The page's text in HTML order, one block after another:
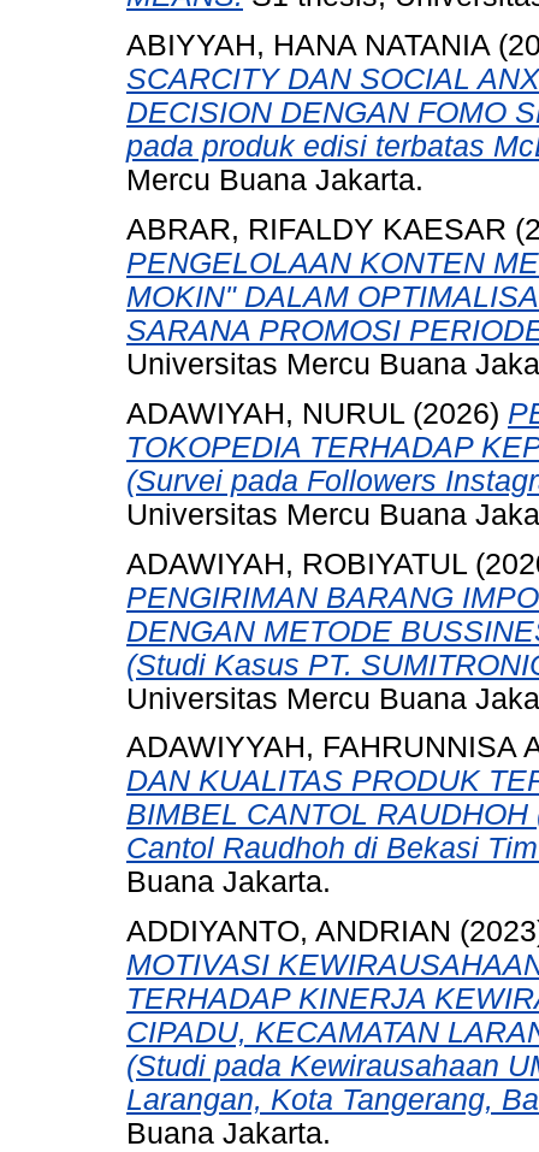
ABIYYAH, HANA NATANIA
SCARCITY DAN SOCIAL
DECISION DENGAN FOMO
pada produk edisi terbatas
Mercu Buana Jakarta.
ABRAR, RIFALDY KAESAR
PENGELOLAAN KONTEN
MOKIN" DALAM
SARANA PROMOSI
Universitas Mercu Buana
ADAWIYAH, NURUL (2026)
TOKOPEDIA TERHADAP
(Survei pada Followers
Universitas Mercu Buana
ADAWIYAH, ROBIYATUL
PENGIRIMAN BARANG
DENGAN METODE
(Studi Kasus PT.
Universitas Mercu Buana
ADAWIYYAH, FAHRUNNISA
DAN KUALITAS PRODUK
BIMBEL CANTOL
Cantol Raudhoh di Bekasi
Buana Jakarta.
ADDIYANTO, ANDRIAN
MOTIVASI
TERHADAP KINERJA
CIPADU, KECAMATAN
(Studi pada Kewirausahaan
Larangan, Kota Tangerang,
Buana Jakarta.